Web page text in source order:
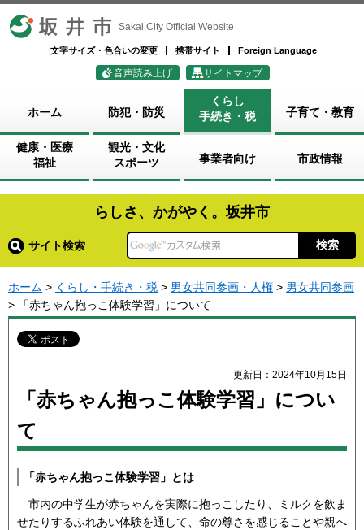
坂井市 Sakai City Official Website
文字サイズ・色合いの変更 携帯サイト Foreign Language
音声読み上げ サイトマップ
ホーム 防犯・防災
くらし
手続き・税
子育て・教育
健康・医療
福祉
観光・文化
スポーツ
事業者向け 市政情報
らしさ、かがやく。坂井市
サイト検索
ホーム > くらし・手続き・税 > 男女共同参画・人権 > 男女共同参画
> 「赤ちゃん抱っこ体験学習」について
更新日：2024年10月15日
「赤ちゃん抱っこ体験学習」につい
て
「赤ちゃん抱っこ体験学習」とは
市内の中学生が赤ちゃんを実際に抱っこしたり、ミルクを飲ま
せたりするふれあい体験を通して、命の尊さを感じることや親へ